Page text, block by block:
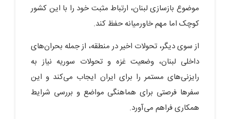
موضوع بازسازی لبنان، ارتباط مثبت خود را با این کشور
کوچک اما مهم خاورمیانه حفظ کند.
از سوی دیگر، تحولات اخیر در منطقه، از جمله بحران‌های
داخلی لبنان، وضعیت غزه و تحولات سوریه نیاز به
رایزنی‌های مستمر را برای ایران ایجاب می‌کند و این
سفرها فرصتی برای هماهنگی مواضع و بررسی شرایط
همکاری فراهم می‌آورد.